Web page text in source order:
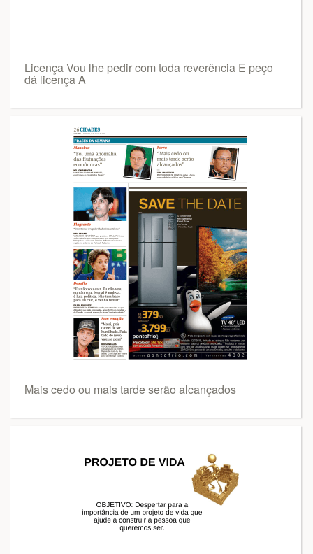
Licença Vou lhe pedir com toda reverência E peço
dá licença A
Mais cedo ou mais tarde serão alcançados